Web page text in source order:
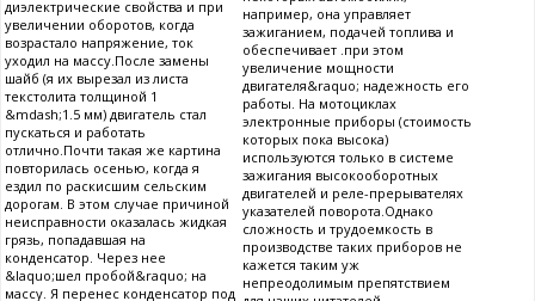
диэлектрические свойства и при
увеличении оборотов, когда
возрастало напряжение, ток
уходил на массу.После замены
шайб (я их вырезал из листа
текстолита толщиной 1
&mdash;1.5 мм) двигатель стал
пускаться и работать
отлично.Почти такая же картина
повторилась осенью, когда я
ездил по раскисшим сельским
дорогам. В этом случае причиной
неисправности оказалась жидкая
грязь, попадавшая на
конденсатор. Через нее
&laquo;шел пробой&raquo; на
массу. Я перенес конденсатор под
например, она управляет
зажиганием, подачей топлива и
обеспечивает .при этом
увеличение мощности
двигателя&raquo; надежность его
работы. На мотоциклах
электронные приборы (стоимость
которых пока высока)
используются только в системе
зажигания высокооборотных
двигателей и реле-прерывателях
указателей поворота.Однако
сложность и трудоемкость в
производстве таких приборов не
кажется таким уж
непреодолимым препятствием